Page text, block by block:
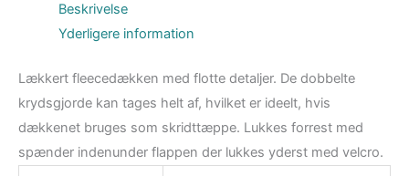
Beskrivelse
Yderligere information
Lækkert fleecedækken med flotte detaljer. De dobbelte
krydsgjorde kan tages helt af, hvilket er ideelt, hvis
dækkenet bruges som skridttæppe. Lukkes forrest med
spænder indenunder flappen der lukkes yderst med velcro.